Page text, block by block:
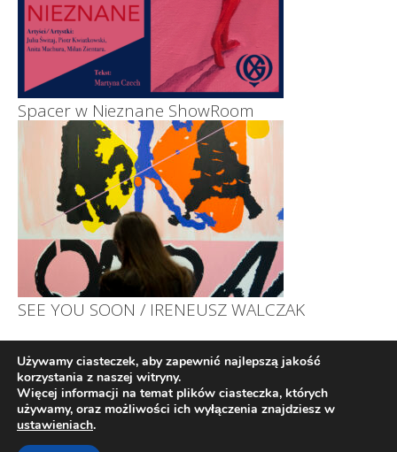
Spacer w Nieznane ShowRoom
SEE YOU SOON / IRENEUSZ WALCZAK
© 2026
Używamy ciasteczek, aby zapewnić najlepszą jakość
korzystania z naszej witryny.
Więcej informacji na temat plików ciasteczka, których
używamy, oraz możliwości ich wyłączenia znajdziesz w
ustawieniach.